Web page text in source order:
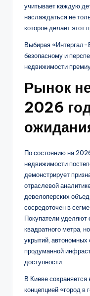
учитывает каждую
наслаждаться не
которое делает этот
Выбирая «Интергал-
безопасному и
недвижимости
Рынок
2026
По состоянию на
недвижимости
демонстрирует
отраслевой
девелоперских
сосредоточен в
Покупатели уделяют
квадратного метра,
укрытий, автономных
продуманной
доступности.
В Киеве сохраняется
концепцией «город в